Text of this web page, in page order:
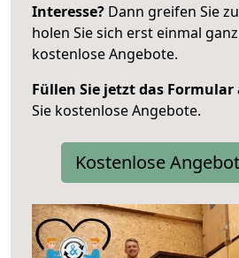
Interesse? Dann greifen Sie
holen Sie sich erst einmal
kostenlose Angebote.
Füllen Sie jetzt das Formular
Sie kostenlose Angebote.
Kostenlose